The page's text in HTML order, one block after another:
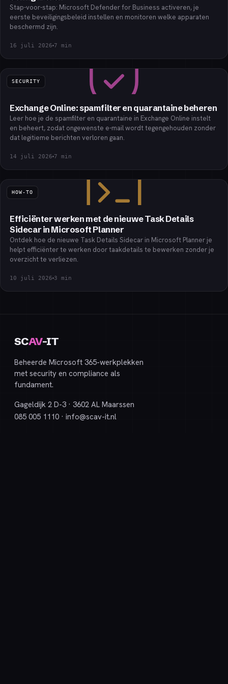
Stap-voor-stap: Microsoft Defender for Business activeren, je
eerste beveiligingsbeleid instellen en monitoren welke apparaten
beschermd zijn.
16 juli 2026 7 min
SECURITY
Exchange Online: spamfilter en quarantaine beheren
Leer hoe je de spamfilter en quarantaine in Exchange Online instelt
en beheert, zodat ongewenste e-mail wordt tegengehouden zonder
dat legitieme berichten verloren gaan.
14 juli 2026 7 min
HOW-TO
Efficiënter werken met de nieuwe Task Details
Sidecar in Microsoft Planner
Ontdek hoe de nieuwe Task Details Sidecar in Microsoft Planner je
helpt efficiënter te werken door taakdetails te bewerken zonder je
overzicht te verliezen.
10 juli 2026 3 min
SCAV-IT
Beheerde Microsoft 365-werkplekken
met security en compliance als
fundament.
Gageldijk 2 D-3 · 3602 AL Maarssen
085 005 1110 · info@scav-it.nl